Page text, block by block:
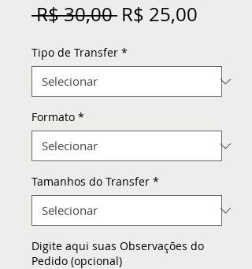
R$ 30,00 Preço
R$ 25,00
Tipo de Transfer *
Formato *
Tamanhos do Transfer *
Digite aqui suas Observações do
Pedido (opcional)